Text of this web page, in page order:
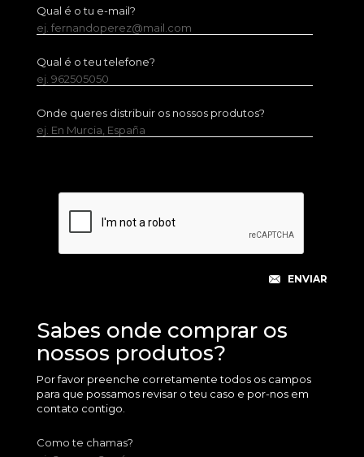
Qual é o tu e-mail?
ej. fernandoperez@mail.com
Qual é o teu telefone?
ej. 962505050
Onde queres distribuir os nossos produtos?
ej. En Murcia, España
Sabes onde comprar os
nossos produtos?
Por favor preenche corretamente todos os campos
para que possamos revisar o teu caso e por-nos em
contato contigo.
Como te chamas?